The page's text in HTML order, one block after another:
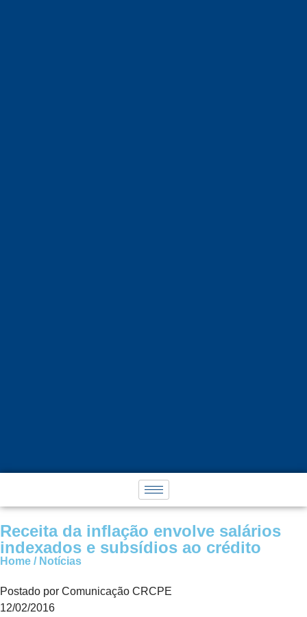
Receita da inflação envolve salários
indexados e subsídios ao crédito
Home / Notícias
Postado por Comunicação CRCPE
12/02/2016